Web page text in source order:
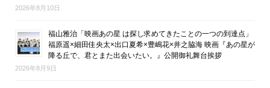
2026年8月10日
福山雅治「映画あの星 は探し求めてきたことの一つの到達点」
福原遥×細田佳央太×出口夏希×豊嶋花×井之脇海 映画『あの星が
降る丘で、君とまた出会いたい。』公開御礼舞台挨拶
2026年8月9日